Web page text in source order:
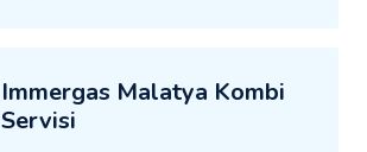
Immergas Malatya Kombi
Servisi